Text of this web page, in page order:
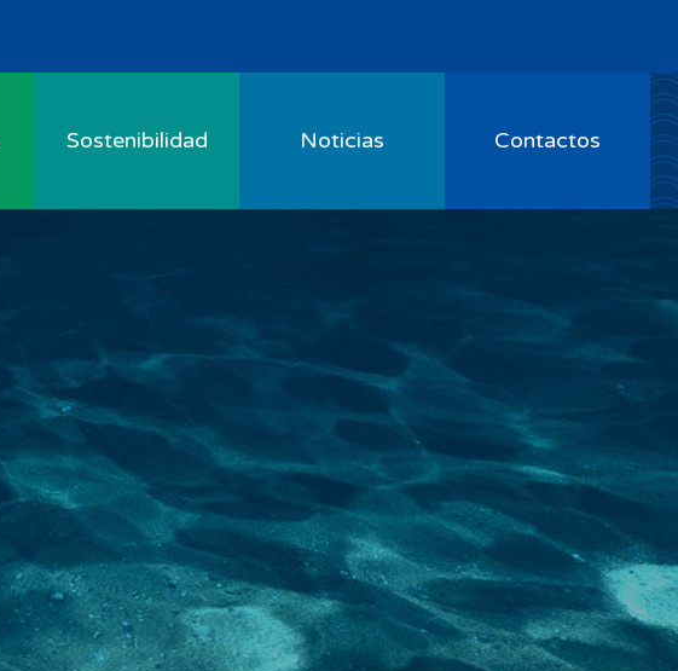
Sostenibilidad Noticias Contactos